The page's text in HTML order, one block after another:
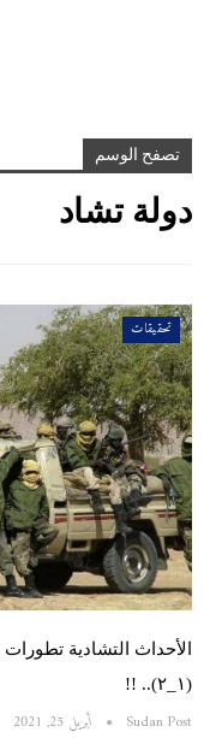
تصفح الوسم
دولة تشاد
تحقيقات
الأحداث التشادية تطورات
(١_٢).. !!
Sudan Post أبريل 25, 2021